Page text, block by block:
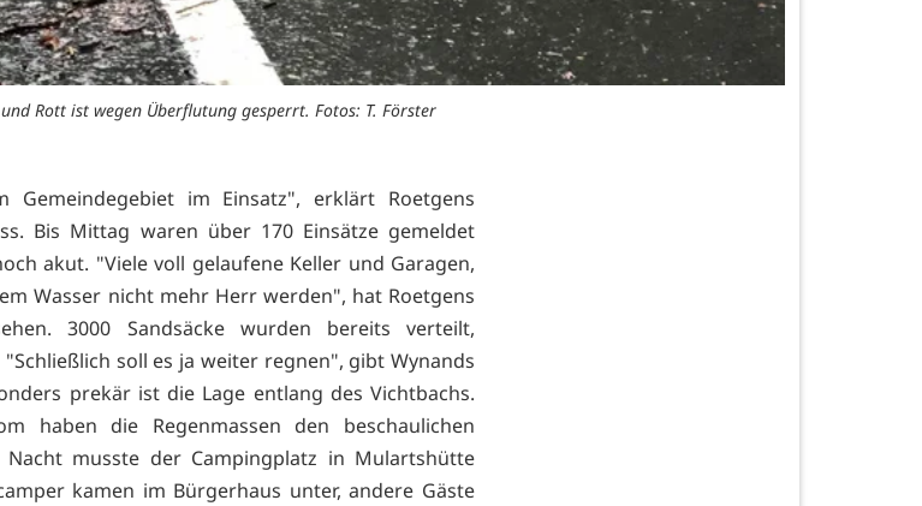
Rott ist wegen Überflutung gesperrt. Fotos: T. Förster
im Einsatz", erklärt Roetgens
Bis Mittag waren über 170 Einsätze gemeldet
akut. "Viele voll gelaufene Keller und Garagen,
Wasser nicht mehr Herr werden", hat Roetgens
3000 Sandsäcke wurden bereits verteilt,
soll es ja weiter regnen", gibt Wynands
prekär ist die Lage entlang des Vichtbachs.
haben die Regenmassen den beschaulichen
musste der Campingplatz in Mulartshütte
kamen im Bürgerhaus unter, andere Gäste